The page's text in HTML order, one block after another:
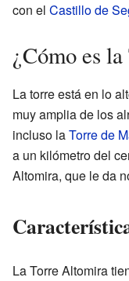
con el Castillo de
¿Cómo es
La torre está en lo
muy amplia de los
incluso laTorre de
a un kilómetro del
Altomira, que le da
La Torre Altomira